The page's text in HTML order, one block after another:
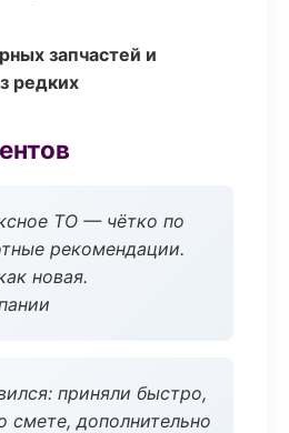
запчастей и
редких
ТО — чётко по
рекомендации.
новая.
приняли быстро,
смете, дополнительно